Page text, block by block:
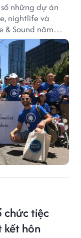
số những dự án
nightlife và
& Sound năm
& Sound là tổ
hoạt động trong
hỗ trợ gia đình
trẻ em.
chức tiệc
kết hôn